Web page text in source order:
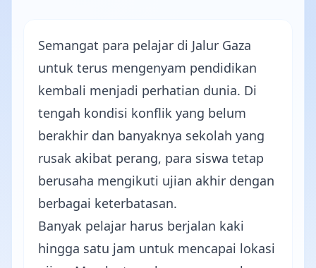
Semangat para pelajar di Jalur Gaza
untuk terus mengenyam pendidikan
kembali menjadi perhatian dunia. Di
tengah kondisi konflik yang belum
berakhir dan banyaknya sekolah yang
rusak akibat perang, para siswa tetap
berusaha mengikuti ujian akhir dengan
berbagai keterbatasan.
Banyak pelajar harus berjalan kaki
hingga satu jam untuk mencapai lokasi